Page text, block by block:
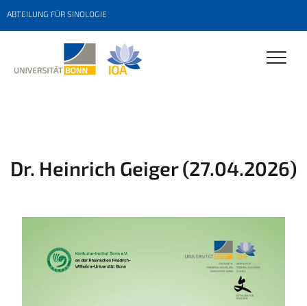
ABTEILUNG FÜR SINOLOGIE
Dr. Heinrich Geiger (27.04.2026)